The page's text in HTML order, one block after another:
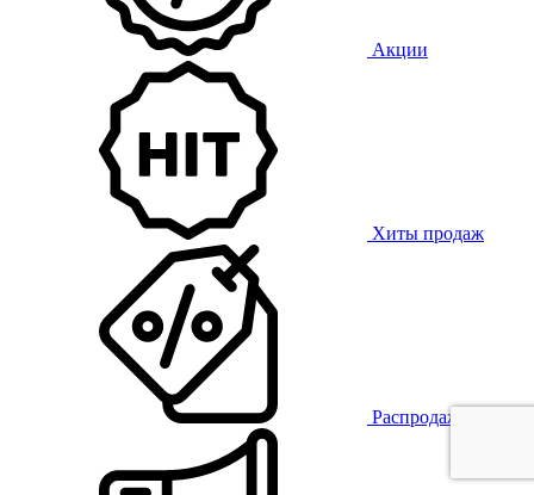
Акции
Хиты продаж
Распродажа